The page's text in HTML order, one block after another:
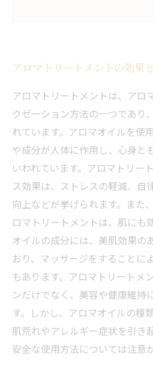
アロマトリートメントの効果
アロマトリートメントは、アロ
クゼーション方法の一つであり
れています。アロマオイルを使
や成分が人体に作用し、心身と
いわれています。アロマトリー
ス効果は、ストレスの軽減、自
向上などが挙げられます。また
ロマトリートメントは、肌にも
オイルの成分には、美肌効果の
おり、マッサージをすることに
もあります。アロマトリートメ
ンだけでなく、美容や健康維持
す。しかし、アロマオイルの種
肌荒れやアレルギー症状を引き
安全な使用方法については注意